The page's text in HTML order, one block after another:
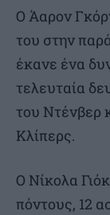
Ο Άαρον
του στην
έκανε ένα
τελευταία
του Ντένβερ
Κλίπερς.
Ο Νίκολα
πόντους, 12